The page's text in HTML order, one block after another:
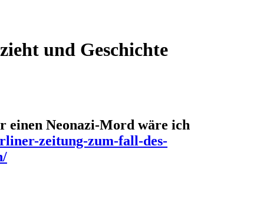
und Geschichte
einen Neonazi-Mord wäre ich
zeitung-zum-fall-des-